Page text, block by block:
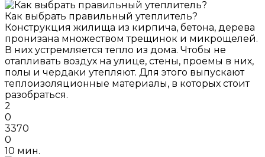
Как выбрать правильный утеплитель?
Конструкция жилища из кирпича, бетона, дерева
пронизана множеством трещинок и микрощелей.
В них устремляется тепло из дома. Чтобы не
отапливать воздух на улице, стены, проемы в них,
полы и чердаки утепляют. Для этого выпускают
теплоизоляционные материалы, в которых стоит
разобраться.
2
0
3370
0
10 мин.